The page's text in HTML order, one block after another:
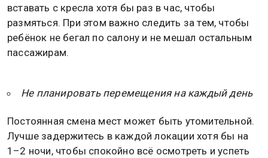
вставать с кресла хотя бы раз в час, чтобы
размяться. При этом важно следить за тем, чтобы
ребёнок не бегал по салону и не мешал остальным
пассажирам.
Не планировать перемещения на каждый день
Постоянная смена мест может быть утомительной.
Лучше задержитесь в каждой локации хотя бы на
1–2 ночи, чтобы спокойно всё осмотреть и успеть